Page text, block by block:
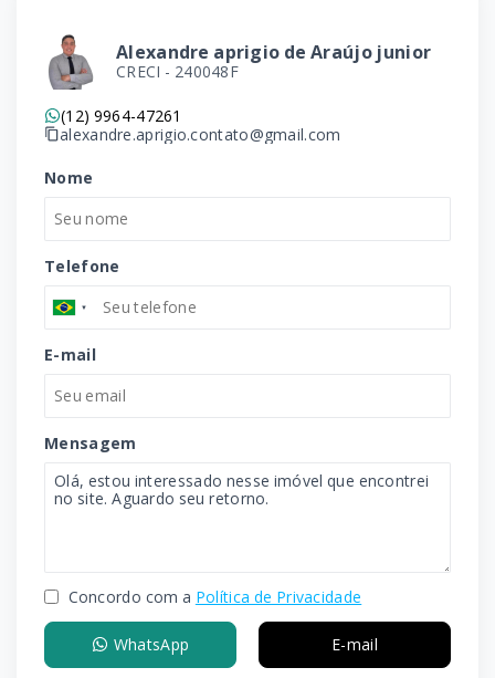
Alexandre aprigio de Araújo junior
CRECI - 240048F
(12) 9964-47261
alexandre.aprigio.contato@gmail.com
Nome
Telefone
E-mail
Mensagem
Concordo com a Política de Privacidade
WhatsApp E-mail